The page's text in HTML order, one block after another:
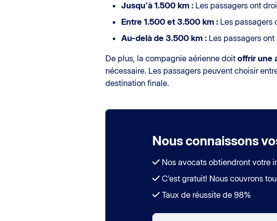
Jusqu'à 1.500 km : Les passagers ont
Entre 1.500 et 3.500 km : Les passagers
Au-delà de 3.500 km : Les passagers
De plus, la compagnie aérienne doit offrir une
nécessaire. Les passagers peuvent choisir
destination finale.
Nous connaissons
Nos avocats obtiendront votre
C'est gratuit! Nous couvrons
Taux de réussite de 98%